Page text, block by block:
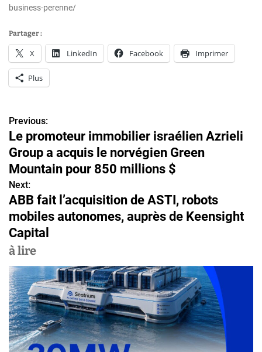
business-perenne/
Partager :
X LinkedIn Facebook Imprimer
Plus
N
a
v
i
g
a
t
i
o
n
d
Previous:
Le promoteur immobilier israélien Azrieli
Group a acquis le norvégien Green
Mountain pour 850 millions $
Next:
ABB fait l’acquisition de ASTI, robots
mobiles autonomes, auprès de Keensight
Capital
à lire